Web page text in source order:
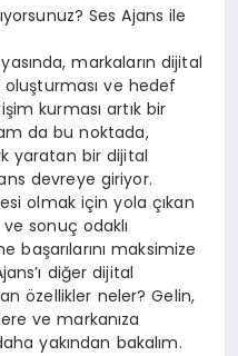
Ses Ajans ile
markaların dijital
ve hedef
kurması artık bir
da bu noktada,
yaratan bir dijital
devreye giriyor.
olmak için yola çıkan
sonuç odaklı
başarılarını maksimize
diğer dijital
özellikler neler? Gelin,
ve markanıza
yakından bakalım.